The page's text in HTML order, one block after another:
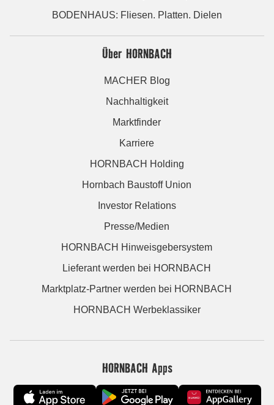
BODENHAUS: Fliesen. Platten. Dielen
Über HORNBACH
MACHER Blog
Nachhaltigkeit
Marktfinder
Karriere
HORNBACH Holding
Hornbach Baustoff Union
Investor Relations
Presse/Medien
HORNBACH Hinweisgebersystem
Lieferant werden bei HORNBACH
Marktplatz-Partner werden bei HORNBACH
HORNBACH Werbeklassiker
HORNBACH Apps